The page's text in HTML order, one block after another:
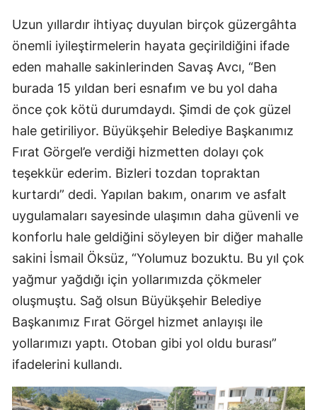
Uzun yıllardır ihtiyaç duyulan birçok güzergâhta
önemli iyileştirmelerin hayata geçirildiğini ifade
eden mahalle sakinlerinden Savaş Avcı, “Ben
burada 15 yıldan beri esnafım ve bu yol daha
önce çok kötü durumdaydı. Şimdi de çok güzel
hale getiriliyor. Büyükşehir Belediye Başkanımız
Fırat Görgel’e verdiği hizmetten dolayı çok
teşekkür ederim. Bizleri tozdan topraktan
kurtardı” dedi. Yapılan bakım, onarım ve asfalt
uygulamaları sayesinde ulaşımın daha güvenli ve
konforlu hale geldiğini söyleyen bir diğer mahalle
sakini İsmail Öksüz, “Yolumuz bozuktu. Bu yıl çok
yağmur yağdığı için yollarımızda çökmeler
oluşmuştu. Sağ olsun Büyükşehir Belediye
Başkanımız Fırat Görgel hizmet anlayışı ile
yollarımızı yaptı. Otoban gibi yol oldu burası”
ifadelerini kullandı.